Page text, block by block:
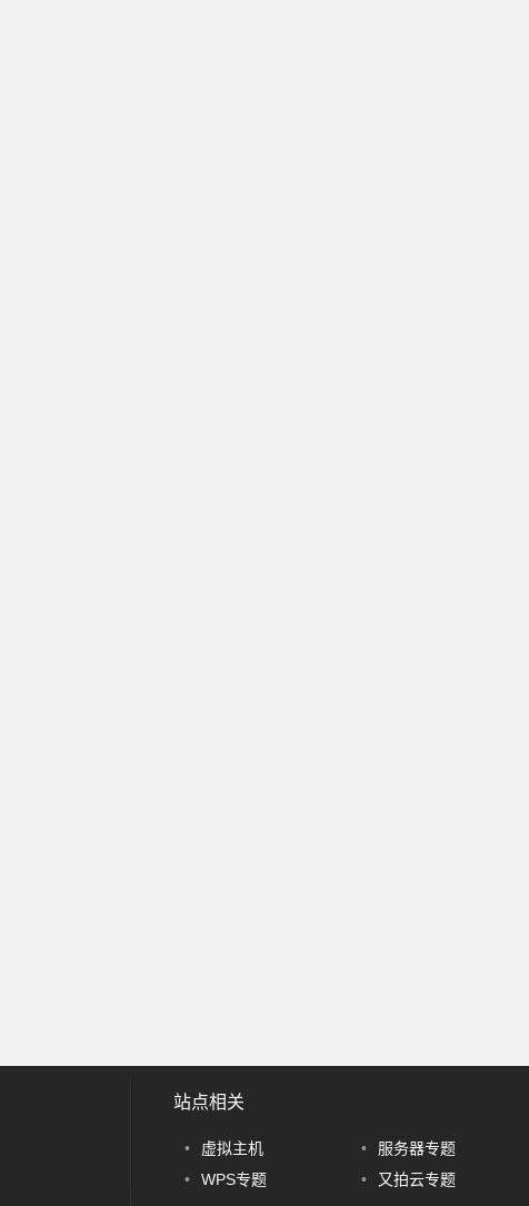
站点相关
• 虚拟主机 • 服务器专题
•
WPS专题 • 又拍云专题